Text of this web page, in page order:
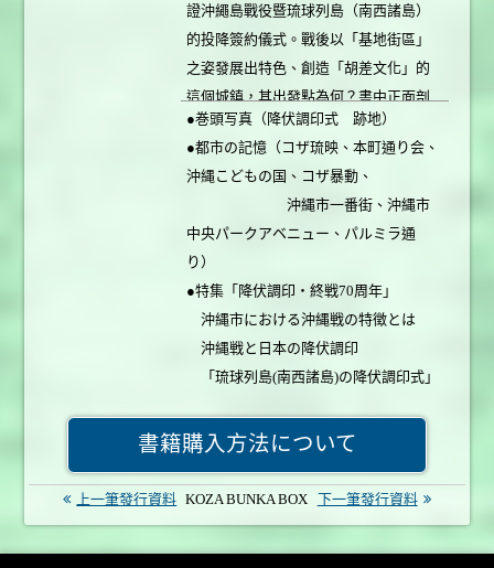
證沖繩島戰役暨琉球列島（南西諸島）
的投降簽約儀式。戰後以「基地街區」
之姿發展出特色、創造「胡差文化」的
這個城鎮，其出發點為何？書中正面剖
析「沖繩島戰役終結日」。
●巻頭写真（降伏調印式 跡地）
●都市の記憶（コザ琉映、本町通り会、
沖縄こどもの国、コザ暴動、
沖縄市一番街、沖縄市
中央パークアベニュー、パルミラ通
り）
●特集「降伏調印・終戦70周年」
沖縄市における沖縄戦の特徴とは
沖縄戦と日本の降伏調印
「琉球列島(南西諸島)の降伏調印式」
「琉球列島(南西諸島)の降伏調印式」
琉球列島(南西諸島)の降伏文書
西諸島)の降伏調印式」
書籍購入方法について
上一筆發行資料 KOZA BUNKA BOX 下一筆發行資料